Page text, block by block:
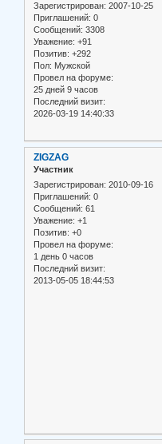
Зарегистрирован: 2007-10-25
Приглашений: 0
Сообщений: 3308
Уважение: +91
Позитив: +292
Пол: Мужской
Провел на форуме:
25 дней 9 часов
Последний визит:
2026-03-19 14:40:33
ZIGZAG
Участник
Зарегистрирован: 2010-09-16
Приглашений: 0
Сообщений: 61
Уважение: +1
Позитив: +0
Провел на форуме:
1 день 0 часов
Последний визит:
2013-05-05 18:44:53